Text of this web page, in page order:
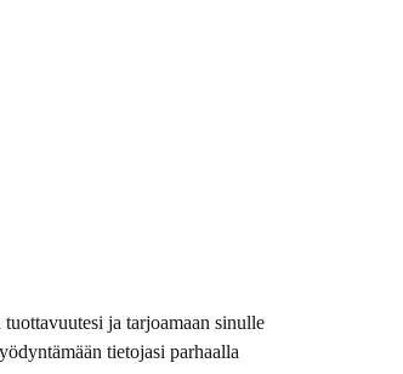
ja tarjoamaan sinulle
tietojasi parhaalla